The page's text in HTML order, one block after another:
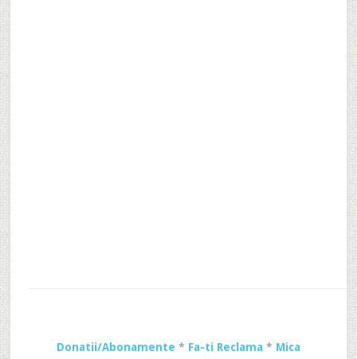
Donatii/Abonamente * Fa-ti Reclama * Mica